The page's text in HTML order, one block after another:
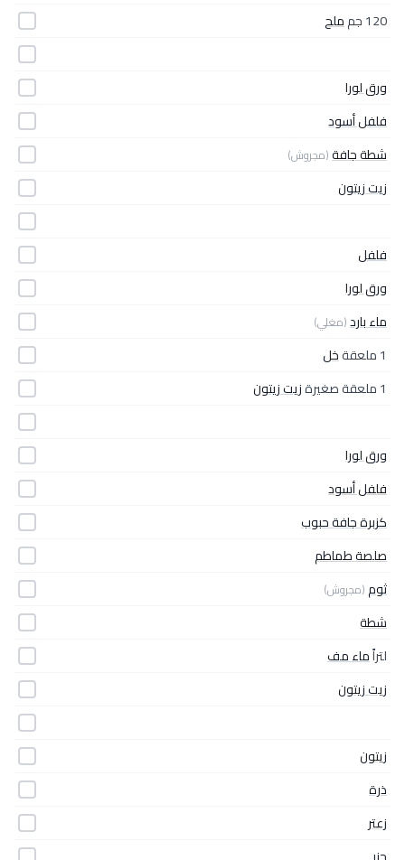
120 جم
ملح
ورق لورا
فلفل أسود
شطة جافة(مجروش)
زيت زيتون
فلفل
ورق لورا
ماء بارد(مغلي)
1 ملعقة
خل
1 ملعقة صغيرة
زيت زيتون
ورق لورا
فلفل أسود
كزبرة جافة حبوب
صلصة طماطم
ثوم(مجروش)
شطة
لتراًماء مف
زيت زيتون
زيتون
ذرة
زعتر